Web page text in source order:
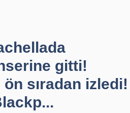
gitti!
sıradan izledi!